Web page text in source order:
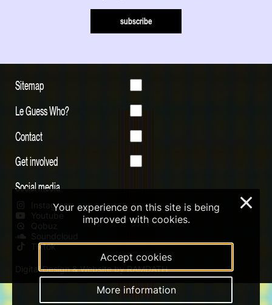
subscribe
Sitemap
Le Guess Who?
Contact
Get involved
Social media
Instagram
Youtube
Qobuz
Soundcloud
Tiktok
Digital Design & Website by RAMDATH
Your experience on this site is being
improved with cookies.
Accept cookies
More information
×